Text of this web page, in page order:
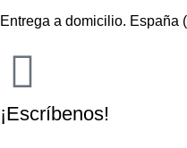
Entrega a domicilio. España
¡Escríbenos!